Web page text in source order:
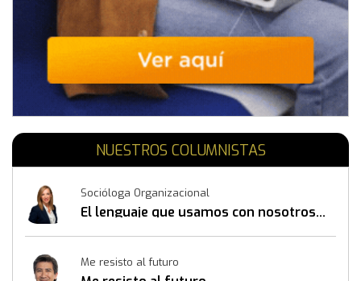
NUESTROS COLUMNISTAS
Socióloga Organizacional
El lenguaje que usamos con nosotros
Me resisto al futuro